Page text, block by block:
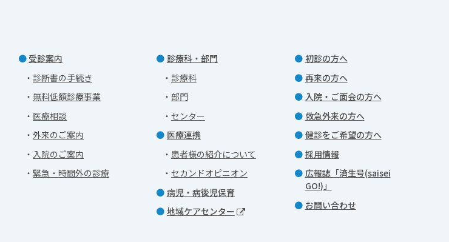
受診案内
診断書の手続き
無料低額診療事業
医療相談
外来のご案内
入院のご案内
緊急・時間外の診療
診療科・部門
診療科
部門
センター
医療連携
患者様の紹介について
セカンドオピニオン
病児・病後児保育
地域ケアセンター
初診の方へ
再来の方へ
入院・ご面会の方へ
救急外来の方へ
健診をご希望の方へ
採用情報
広報誌「済生号(saisei
GO!)」
お問い合わせ